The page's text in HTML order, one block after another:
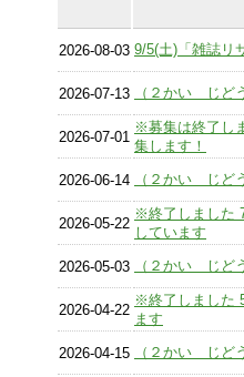
2026-08-03 9/5(土)「雑誌リ
2026-07-13 （２かい じど
2026-07-01
※募集は終了し
集します！
2026-06-14 （２かい じど
2026-05-22
※終了しました
しています
2026-05-03 （２かい じど
2026-04-22
※終了しました
ます
2026-04-15 （２かい じど